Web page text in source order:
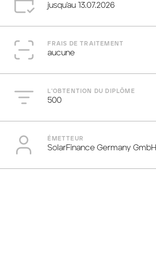
jusqu'au 13.07.2026
FRAIS DE TRAITEMENT
aucune
L'OBTENTION DU DIPLÔME
500
ÉMETTEUR
SolarFinance Germany GmbH